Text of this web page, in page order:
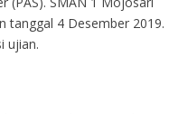
tanggal 4 Desember 2019.
ujian.